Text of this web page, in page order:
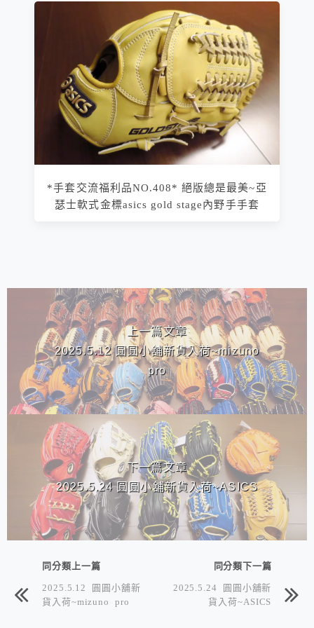
*手套交流福利品NO.408* 絕版總是最美~亞
瑟士軟式金標asics gold stage內野手手套
相連文章
上一篇文章
2025.5.12 圓圓小舖新貨入荷~mizuno
pro
下一篇文章
2025.5.24 圓圓小舖新貨入荷~ASICS
同分類上一篇
2025.5.12 圓圓小舖新
貨入荷~mizuno pro
同分類下一篇
2025.5.24 圓圓小舖新
貨入荷~ASICS